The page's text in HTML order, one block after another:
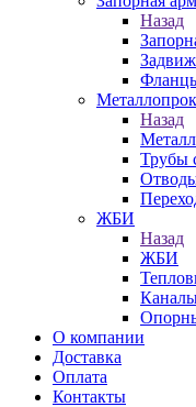
Назад
Назад
Трубы
ЖБИ
Назад
ЖБИ
О компании
Доставка
Оплата
Контакты